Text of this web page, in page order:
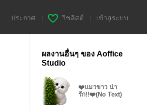
ประกาศ วิชลิสต์ เข้าสู่ระบบ
ผลงานอื่นๆ ของ Aoffice
Studio
❤️แมวขาว น่า
รัก!!❤️(No Text)